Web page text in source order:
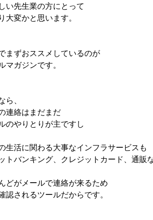
い先生業の方にとって
大変かと思います。
まずおススメしているのが
マガジンです。
ら、
連絡はまだまだ
のやりとりが主ですし
生活に関わる大事なインフラサービスも
ットバンキング、クレジットカード、通販
どがメールで連絡が来るため
認されるツールだからです。